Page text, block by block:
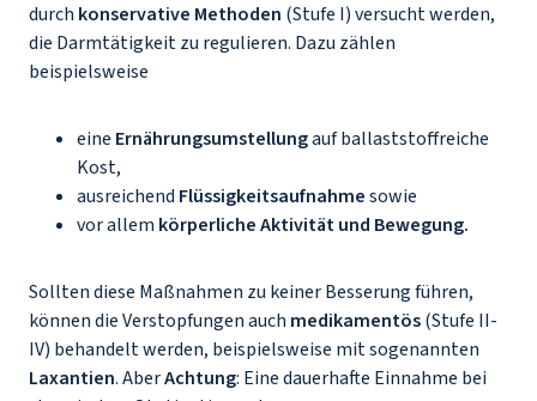
durch konservative Methoden (Stufe I) versucht werden,
die Darmtätigkeit zu regulieren. Dazu zählen
beispielsweise
eine Ernährungsumstellungauf ballaststoffreiche
Kost,
ausreichend Flüssigkeitsaufnahmesowie
vor allem körperliche Aktivität und Bewegung.
Sollten diese Maßnahmen zu keiner Besserung führen,
können die Verstopfungen auch medikamentös(Stufe II-
IV) behandelt werden, beispielsweise mit sogenannten
Laxantien. AberAchtung: Eine dauerhafte Einnahme bei